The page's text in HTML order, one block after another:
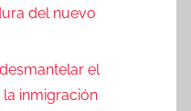
del nuevo
el
inmigración